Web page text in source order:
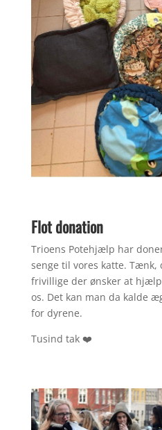
Flot donation
Trioens Potehjælp har
senge til vores katte. Tænk,
frivillige der ønsker at
os. Det kan man da kalde
for dyrene.
Tusind tak ❤️